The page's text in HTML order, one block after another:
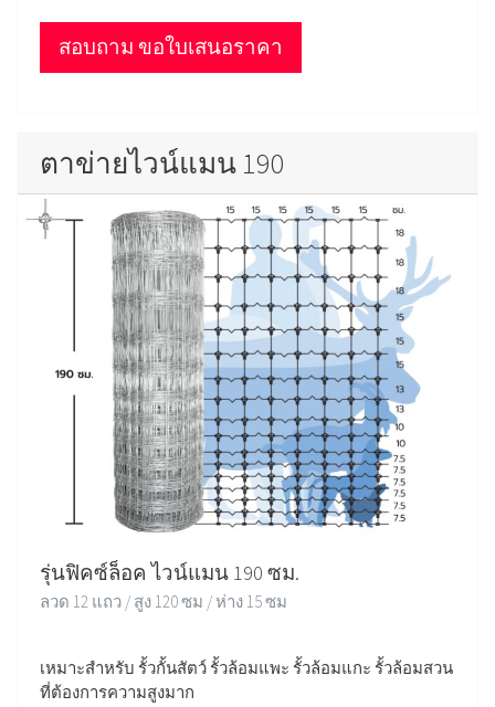
สอบถาม ขอใบเสนอราคา
ตาข่ายไวน์แมน 190
รุ่นฟิคซ์ล็อค ไวน์แมน 190 ซม.
ลวด 12 แถว / สูง 120 ซม / ห่าง 15 ซม
เหมาะสำหรับ รั้วกั้นสัตว์ รั้วล้อมแพะ รั้วล้อมแกะ รั้วล้อมสวน
ที่ต้องการความสูงมาก